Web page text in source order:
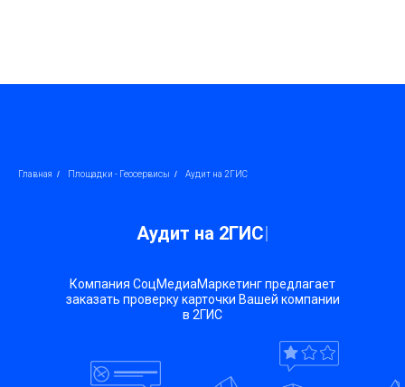
Главная / Площадки - Геосервисы / Аудит на 2ГИС
Аудит на 2ГИС|
Компания СоцМедиаМаркетинг предлагает
заказать проверку карточки Вашей компании
в 2ГИС